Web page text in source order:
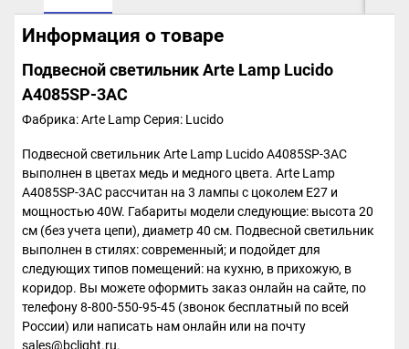
Информация о товаре
Подвесной светильник Arte Lamp Lucido
A4085SP-3AC
Фабрика: Arte LampСерия: Lucido
Подвесной светильник Arte Lamp Lucido A4085SP-3AC
выполнен в цветах медь и медного цвета. Arte Lamp
A4085SP-3AC рассчитан на 3 лампы с цоколем E27 и
мощностью 40W. Габариты модели следующие: высота 20
см (без учета цепи), диаметр 40 см. Подвесной светильник
выполнен в стилях: современный; и подойдет для
следующих типов помещений: на кухню, в прихожую, в
коридор. Вы можете оформить заказ онлайн на сайте, по
телефону 8-800-550-95-45 (звонок бесплатный по всей
России) или написать нам онлайн или на почту
sales@bclight.ru.